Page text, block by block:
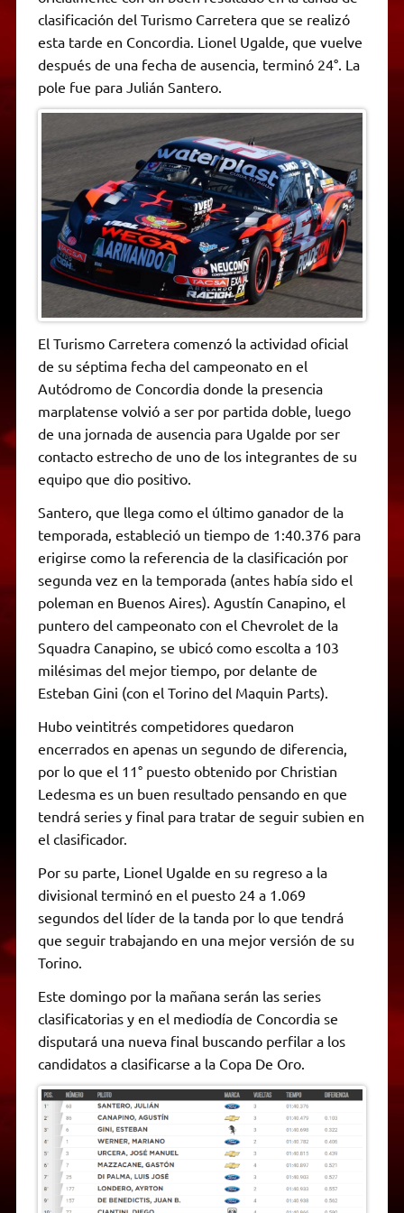
A
p
p
a
m
e
r
o
o
k
n
g
e
i
n
k
r
i
n
d
l
y
clasificación del Turismo Carretera que se realizó
esta tarde en Concordia. Lionel Ugalde, que vuelve
después de una fecha de ausencia, terminó 24°. La
pole fue para Julián Santero.
El Turismo Carretera comenzó la actividad oficial
de su séptima fecha del campeonato en el
Autódromo de Concordia donde la presencia
marplatense volvió a ser por partida doble, luego
de una jornada de ausencia para Ugalde por ser
contacto estrecho de uno de los integrantes de su
equipo que dio positivo.
Santero, que llega como el último ganador de la
temporada, estableció un tiempo de 1:40.376 para
erigirse como la referencia de la clasificación por
segunda vez en la temporada (antes había sido el
poleman en Buenos Aires). Agustín Canapino, el
puntero del campeonato con el Chevrolet de la
Squadra Canapino, se ubicó como escolta a 103
milésimas del mejor tiempo, por delante de
Esteban Gini (con el Torino del Maquin Parts).
Hubo veintitrés competidores quedaron
encerrados en apenas un segundo de diferencia,
por lo que el 11° puesto obtenido por Christian
Ledesma es un buen resultado pensando en que
tendrá series y final para tratar de seguir subien en
el clasificador.
Por su parte, Lionel Ugalde en su regreso a la
divisional terminó en el puesto 24 a 1.069
segundos del líder de la tanda por lo que tendrá
que seguir trabajando en una mejor versión de su
Torino.
Este domingo por la mañana serán las series
clasificatorias y en el mediodía de Concordia se
disputará una nueva final buscando perfilar a los
candidatos a clasificarse a la Copa De Oro.